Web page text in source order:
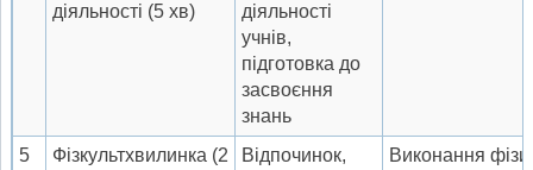
діяльності (5 хв)
діяльності
учнів,
підготовка до
засвоєння
знань
5
Фізкультхвилинка (2
Відпочинок,
Виконання